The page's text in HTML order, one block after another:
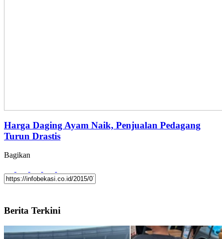
Harga Daging Ayam Naik, Penjualan Pedagang
Turun Drastis
Bagikan
Berita Terkini